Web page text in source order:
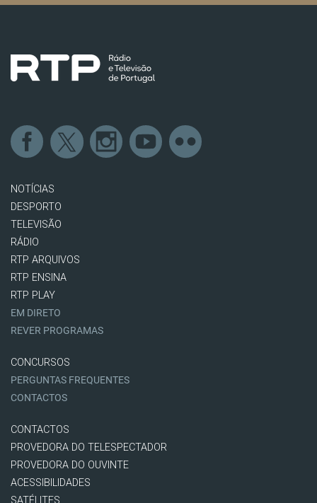
NOTÍCIAS
DESPORTO
TELEVISÃO
RÁDIO
RTP ARQUIVOS
RTP ENSINA
RTP PLAY
EM DIRETO
REVER PROGRAMAS
CONCURSOS
PERGUNTAS FREQUENTES
CONTACTOS
CONTACTOS
PROVEDORA DO TELESPECTADOR
PROVEDORA DO OUVINTE
ACESSIBILIDADES